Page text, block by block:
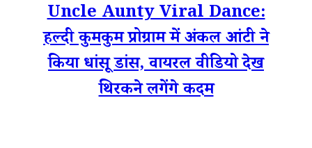
Uncle Aunty Viral Dance:
हल्दी कुमकुम प्रोग्राम में अंकल आंटी ने
किया धांसू डांस, वायरल वीडियो देख
थिरकने लगेंगे कदम